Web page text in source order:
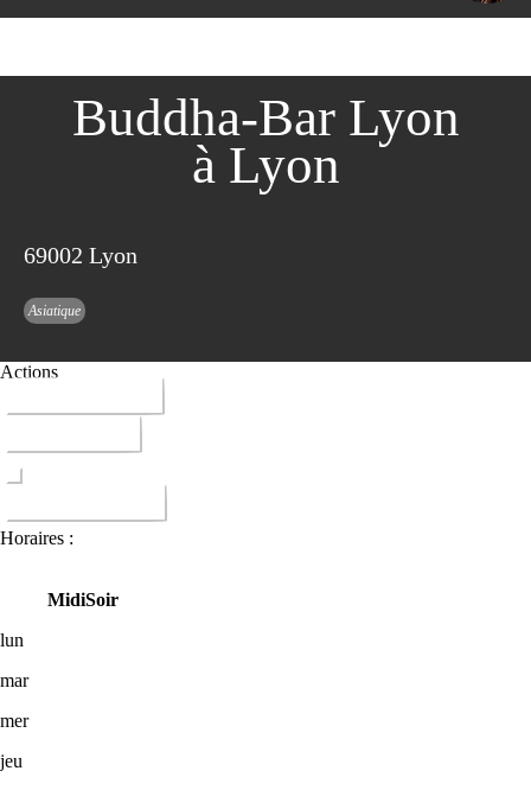
Buddha-Bar Lyon
à Lyon
69002 Lyon
Asiatique
Actions
Horaires :
MidiSoir
lun
mar
mer
jeu